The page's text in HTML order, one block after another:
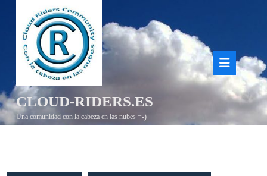
contenido
CLOUD-RIDERS.ES
Una comunidad con la cabeza en las nubes =-)
de